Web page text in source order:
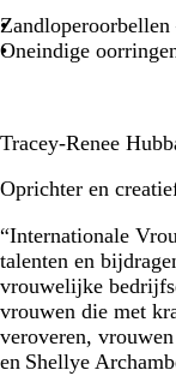
Zandloperoorbellen
Oneindige
Tracey-Renee
Oprichter en
“Internationale
talenten en
vrouwelijke
vrouwen die met
veroveren,
en Shellye